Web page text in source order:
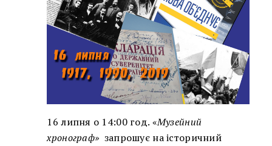
16 липня о 14:00 год. «Музейний
хронограф» запрошує на історичний